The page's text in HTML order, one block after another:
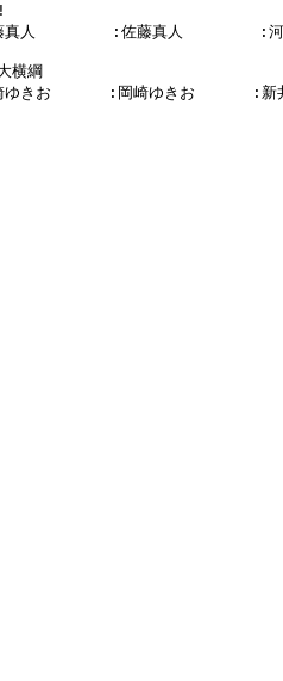
真人        :佐藤真人        :河
横綱